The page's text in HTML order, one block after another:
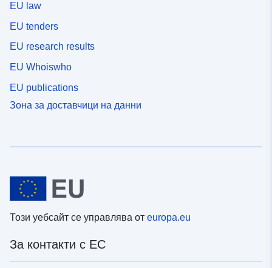
EU law
EU tenders
EU research results
EU Whoiswho
EU publications
Зона за доставчици на данни
Този уебсайт се управлява от europa.eu
За контакти с ЕС